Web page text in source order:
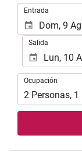
de
destino
en
que
realizar
búsqueda
de
Introduzca
las
fechas
inicio
fin
para
realizar
Entrada
Salida
Ocupación
Ocupación
2 Personas, 1